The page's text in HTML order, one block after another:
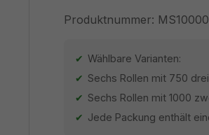
Produktnummer:
Wählbare Varianten:
Sechs Rollen mit 750
Sechs Rollen mit 1000
Jede Packung enthält